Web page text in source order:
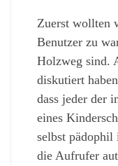
Zuerst wollten
Benutzer zu
Holzweg sind.
diskutiert
dass jeder der
eines
selbst
die Aufrufer